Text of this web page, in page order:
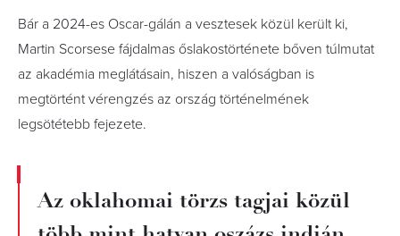
Bár a 2024-es Oscar-gálán a vesztesek közül került ki,
Martin Scorsese fájdalmas őslakostörténete bőven túlmutat
az akadémia meglátásain, hiszen a valóságban is
megtörtént vérengzés az ország történelmének
legsötétebb fejezete.
Az oklahomai törzs tagjai közül